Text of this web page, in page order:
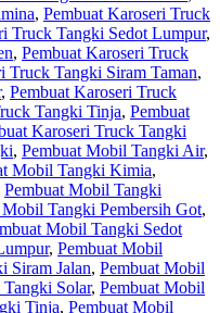
, Pembuat Karoseri Truck
Truck Tangki Sedot Lumpur,
, Pembuat Karoseri Truck
Truck Tangki Siram Taman,
, Pembuat Karoseri Truck
Tangki Tinja, Pembuat
Karoseri Truck Tangki
, Pembuat Mobil Tangki Air,
Mobil Tangki Kimia,
Pembuat Mobil Tangki
Mobil Tangki Pembersih Got,
Mobil Tangki Sedot
, Pembuat Mobil
Siram Jalan, Pembuat Mobil
Solar, Pembuat Mobil
Tinja, Pembuat Mobil